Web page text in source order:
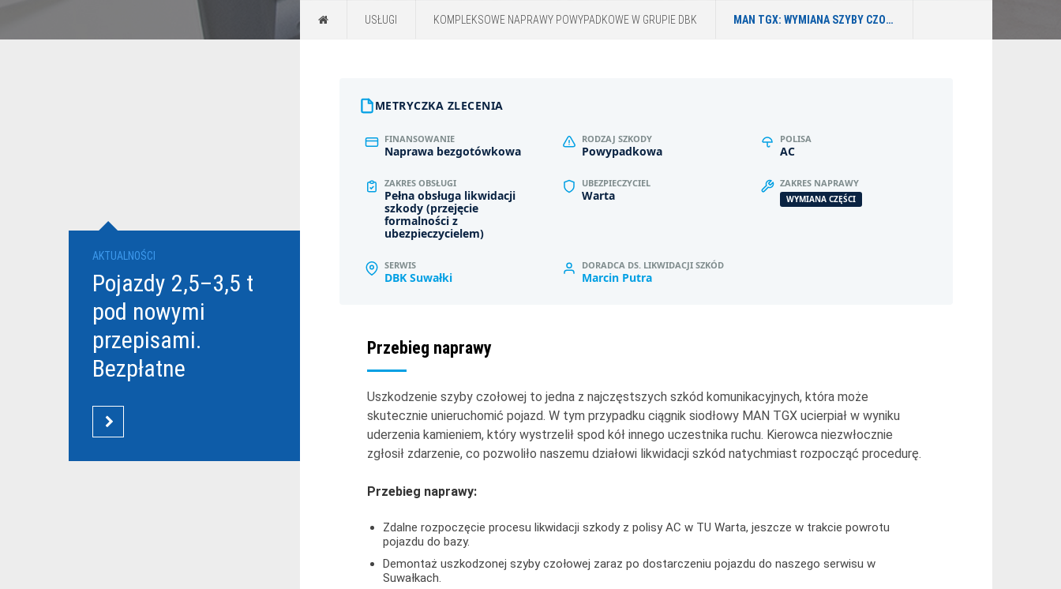
AKTUALNOŚCI
Pojazdy 2,5–3,5 t
pod nowymi
przepisami.
Bezpłatne
DBK dla
przewoźników
CZYTAJ WIĘCEJ
USŁUGI KOMPLEKSOWE NAPRAWY POWYPADKOWE W GRUPIE DBK MAN TGX: WYMIANA SZYBY CZOŁOWEJ PO UDERZENIU KAMIENIEM – SUWAŁKI
METRYCZKA ZLECENIA
FINANSOWANIE
Naprawa bezgotówkowa
RODZAJ SZKODY
Powypadkowa
POLISA
AC
ZAKRES OBSŁUGI
Pełna obsługa likwidacji
szkody (przejęcie
formalności z
ubezpieczycielem)
UBEZPIECZYCIEL
Warta
ZAKRES NAPRAWY
WYMIANA CZĘŚCI
SERWIS
DBK Suwałki
DORADCA DS. LIKWIDACJI SZKÓD
Marcin Putra
Przebieg naprawy
Uszkodzenie szyby czołowej to jedna z najczęstszych szkód komunikacyjnych, która może
skutecznie unieruchomić pojazd. W tym przypadku ciągnik siodłowy MAN TGX ucierpiał w wyniku
uderzenia kamieniem, który wystrzelił spod kół innego uczestnika ruchu. Kierowca niezwłocznie
zgłosił zdarzenie, co pozwoliło naszemu działowi likwidacji szkód natychmiast rozpocząć procedurę.
Przebieg naprawy:
Zdalne rozpoczęcie procesu likwidacji szkody z polisy AC w TU Warta, jeszcze w trakcie powrotu
pojazdu do bazy.
Demontaż uszkodzonej szyby czołowej zaraz po dostarczeniu pojazdu do naszego serwisu w
Suwałkach.